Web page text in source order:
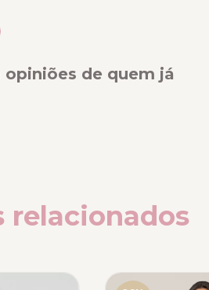
opiniões de quem já
relacionados